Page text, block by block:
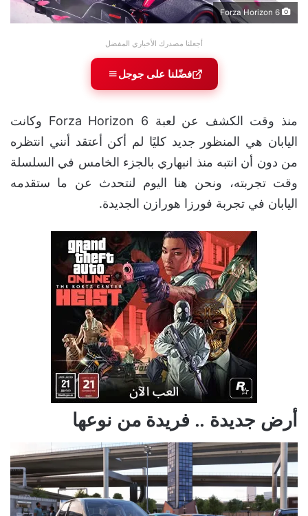
أجعلنا مصدرك الأخباري المفضل
فضّلنا على جوجل
منذ وقت الكشف عن لعبة Forza Horizon 6 وكانت
اليابان هي المنظور جديد كليًا لم أكن أعتقد أنني انتظره
من دون أن انتبه منذ انبهاري بالجزء الخامس في السلسلة
وقت تجربته، ونحن هنا اليوم لنتحدث عن ما ستقدمه
اليابان في تجربة فورزا هورازن الجديدة.
أرض جديدة .. فريدة من نوعها